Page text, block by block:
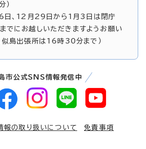
）
6日、12月29日から1月3日は閉庁
でにお越しいただきますようお願い
、似島出張所は16時30分まで）
市公式SNS情報発信中
報の取り扱いについて
免責事項